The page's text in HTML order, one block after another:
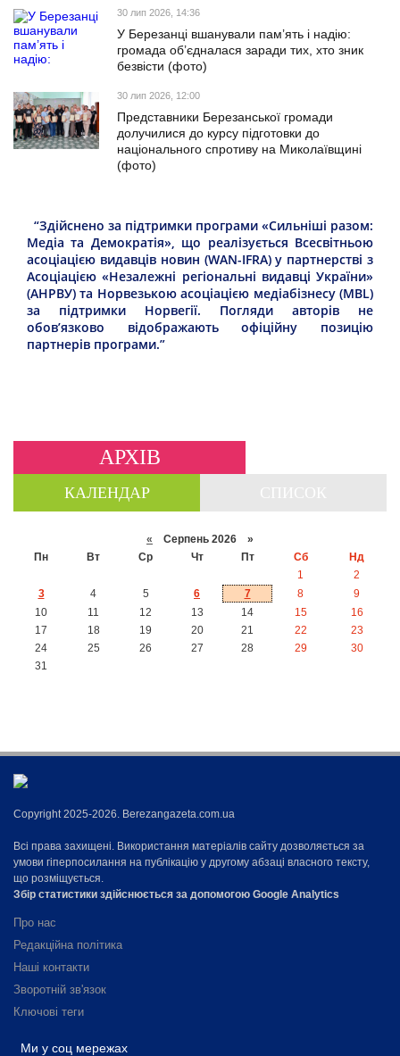
30 лип 2026, 14:36
У Березанці вшанували пам’ять і надію:
громада об’єдналася заради тих, хто зник
безвісти (фото)
30 лип 2026, 12:00
Представники Березанської громади
долучилися до курсу підготовки до
національного спротиву на Миколаївщині
(фото)
“Здійснено за підтримки програми «Сильніші разом:
Медіа та Демократія», що реалізується Всесвітньою
асоціацією видавців новин (WAN-IFRA) у партнерстві з
Асоціацією «Незалежні регіональні видавці України»
(АНРВУ) та Норвезькою асоціацією медіабізнесу (MBL)
за підтримки Норвегії. Погляди авторів не
обов’язково відображають офіційну позицію
партнерів програми.”
АРХІВ
КАЛЕНДАР
« Серпень 2026 »
Пн
Вт Ср Чт Пт Сб
Нд
1
2
3
4 5 6 7 8
9
10
11 12 13 14 15
16
17
18 19 20 21 22
23
24
25 26 27 28 29
30
31
Copyright 2025-2026. Berezangazeta.com.ua
Всі права захищені. Використання матеріалів сайту дозволяється за
умови гіперпосилання на публікацію у другому абзаці власного тексту,
що розміщується.
Збір статистики здійснюється за допомогою Google Analytics
Про нас
Редакційна політика
Наші контакти
Зворотній зв'язок
Ключові теги
Ми у соц мережах